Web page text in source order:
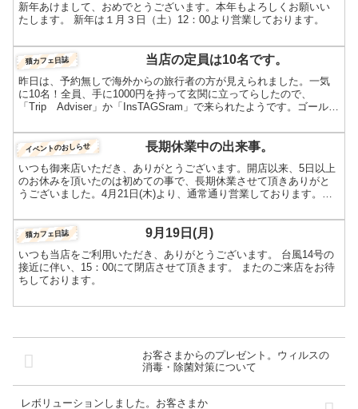
新年あけまして、おめでとうございます。本年もよろしくお願いい
たします。 新年は１月３日（土）12：00より営業しております。
猫カフェ日誌 当店の定員は10名です。
昨日は、予約無しで海外からの旅行者の方が見えられました。一気
に10名！全員、手に1000円を持って玄関に立ってらしたので、
「Trip Adviser」か「InsTAGSram」で来られたようです。ゴールデ
イベントのおしらせ 長期休業中の出来事。
いつも御来店いただき、ありがとうございます。開店以来、5日以上
のお休みを頂いたのは初めての事で、長期休業させて頂きありがと
うございました。4月21日(木)より、通常通り営業しております。久
猫カフェ日誌 9月19日(月)
いつも当店をご利用いただき、ありがとうございます。 台風14号の
接近に伴い、15：00にて閉店させて頂きます。 またのご来店をお待
ちしております。
お客さまからのプレゼント。ウィルスの
消毒・除菌対策について
レボリューションしました。お客さまか